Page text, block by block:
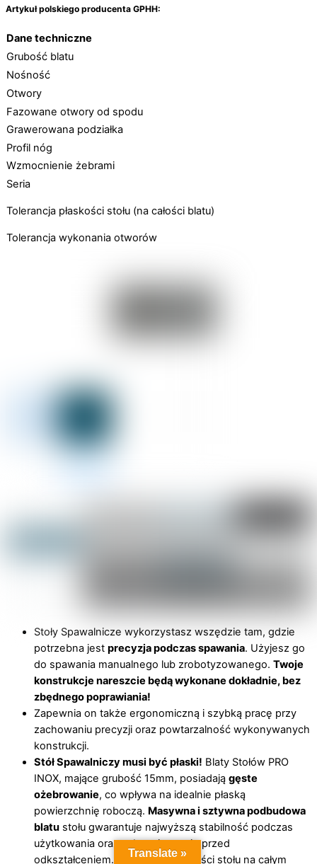
Artykuł polskiego producenta GPHH:
Dane techniczne
Grubość blatu
Nośność
Otwory
Fazowane otwory od spodu
Grawerowana podziałka
Profil nóg
Wzmocnienie żebrami
Seria
Tolerancja płaskości stołu (na całości blatu)
Tolerancja wykonania otworów
Stoły Spawalnicze wykorzystasz wszędzie tam, gdzie
potrzebna jest precyzja podczas spawania. Użyjesz go
do spawania manualnego lub zrobotyzowanego. Twoje
konstrukcje nareszcie będą wykonane dokładnie, bez
zbędnego poprawiania!
Zapewnia on także ergonomiczną i szybką pracę przy
zachowaniu precyzji oraz powtarzalność wykonywanych
konstrukcji.
Stół Spawalniczy musi być płaski! Blaty Stołów PRO
INOX, mające grubość 15mm, posiadają gęste
ożebrowanie, co wpływa na idealnie płaską
powierzchnię roboczą. Masywna i sztywna podbudowa
blatu stołu gwarantuje najwyższą stabilność podczas
użytkowania oraz zabezpieczenie przed
odkształceniem. Tolerancja płaskości stołu na całym
Translate »